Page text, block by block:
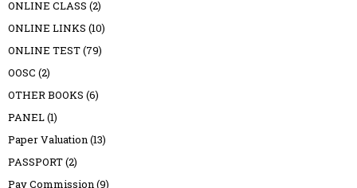
ONLINE CLASS (2)
ONLINE LINKS (10)
ONLINE TEST(79)
OOSC (2)
OTHER BOOKS (6)
PANEL(1)
Paper Valuation(13)
PASSPORT(2)
Pay Commission(9)